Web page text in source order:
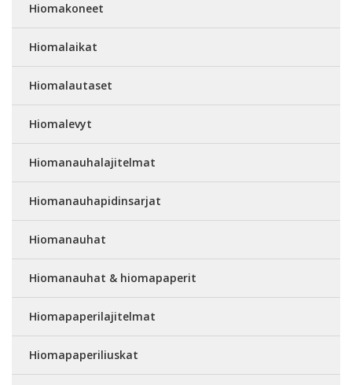
Hiomakoneet
Hiomalaikat
Hiomalautaset
Hiomalevyt
Hiomanauhalajitelmat
Hiomanauhapidinsarjat
Hiomanauhat
Hiomanauhat & hiomapaperit
Hiomapaperilajitelmat
Hiomapaperiliuskat